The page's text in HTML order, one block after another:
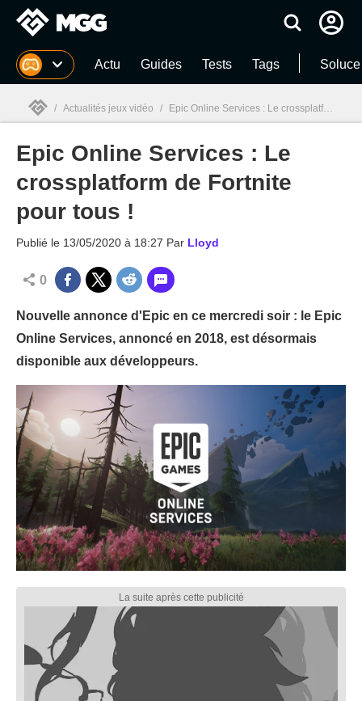
MGG Actu Guides Tests Tags
MGG
/ Actualités jeux vidéo / Epic Online Services : Le crossplatform de Fortnite pour tous !
Epic Online Services : Le
crossplatform de Fortnite
pour tous !
Publié le 13/05/2020 à 18:27 Par Lloyd
0
Nouvelle annonce d'Epic en ce mercredi soir : le Epic
Online Services, annoncé en 2018, est désormais
disponible aux développeurs.